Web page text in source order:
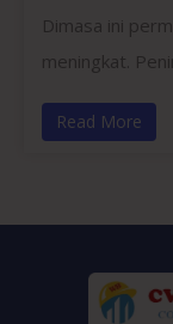
Dimasa ini
meningkat.
Read More